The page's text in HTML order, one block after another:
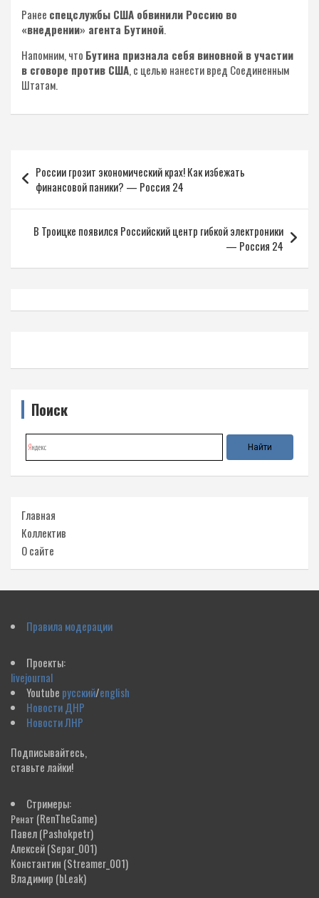
Ранее спецслужбы США обвинили Россию во
«внедрении» агента Бутиной.
Напомним, что Бутина признала себя виновной в участии
в сговоре против США, с целью нанести вред Соединенным
Штатам.
Навигация
по
записям
России грозит экономический крах! Как избежать
финансовой паники? — Россия 24
В Троицке появился Российский центр гибкой электроники
— Россия 24
Поиск
Главная
Коллектив
О сайте
Правила модерации
Проекты:
livejournal
Youtube русский/english
Новости ДНР
Новости ЛНР
Подписывайтесь,
ставьте лайки!
Стримеры:
Ренат (RenTheGame)
Павел(Pashokpetr)
Алексей(Separ_001)
Константин (Streamer_001)
Владимир (bLeak)